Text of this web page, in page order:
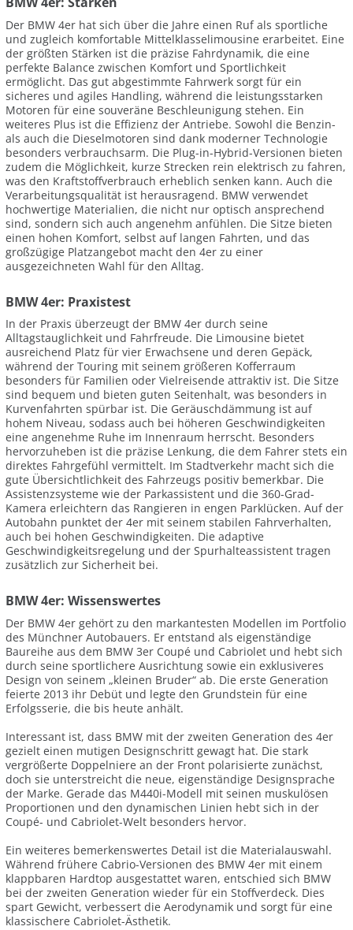
Der BMW 4er hat sich über die Jahre einen Ruf als sportliche
und zugleich komfortable Mittelklasselimousine erarbeitet. Eine
der größten Stärken ist die präzise Fahrdynamik, die eine
perfekte Balance zwischen Komfort und Sportlichkeit
ermöglicht. Das gut abgestimmte Fahrwerk sorgt für ein
sicheres und agiles Handling, während die leistungsstarken
Motoren für eine souveräne Beschleunigung stehen. Ein
weiteres Plus ist die Effizienz der Antriebe. Sowohl die Benzin-
als auch die Dieselmotoren sind dank moderner Technologie
besonders verbrauchsarm. Die Plug-in-Hybrid-Versionen bieten
zudem die Möglichkeit, kurze Strecken rein elektrisch zu fahren,
was den Kraftstoffverbrauch erheblich senken kann. Auch die
Verarbeitungsqualität ist herausragend. BMW verwendet
hochwertige Materialien, die nicht nur optisch ansprechend
sind, sondern sich auch angenehm anfühlen. Die Sitze bieten
einen hohen Komfort, selbst auf langen Fahrten, und das
großzügige Platzangebot macht den 4er zu einer
ausgezeichneten Wahl für den Alltag.
BMW 4er: Praxistest
In der Praxis überzeugt der BMW 4er durch seine
Alltagstauglichkeit und Fahrfreude. Die Limousine bietet
ausreichend Platz für vier Erwachsene und deren Gepäck,
während der Touring mit seinem größeren Kofferraum
besonders für Familien oder Vielreisende attraktiv ist. Die Sitze
sind bequem und bieten guten Seitenhalt, was besonders in
Kurvenfahrten spürbar ist. Die Geräuschdämmung ist auf
hohem Niveau, sodass auch bei höheren Geschwindigkeiten
eine angenehme Ruhe im Innenraum herrscht. Besonders
hervorzuheben ist die präzise Lenkung, die dem Fahrer stets ein
direktes Fahrgefühl vermittelt. Im Stadtverkehr macht sich die
gute Übersichtlichkeit des Fahrzeugs positiv bemerkbar. Die
Assistenzsysteme wie der Parkassistent und die 360-Grad-
Kamera erleichtern das Rangieren in engen Parklücken. Auf der
Autobahn punktet der 4er mit seinem stabilen Fahrverhalten,
auch bei hohen Geschwindigkeiten. Die adaptive
Geschwindigkeitsregelung und der Spurhalteassistent tragen
zusätzlich zur Sicherheit bei.
BMW 4er: Wissenswertes
Der BMW 4er gehört zu den markantesten Modellen im Portfolio
des Münchner Autobauers. Er entstand als eigenständige
Baureihe aus dem BMW 3er Coupé und Cabriolet und hebt sich
durch seine sportlichere Ausrichtung sowie ein exklusiveres
Design von seinem „kleinen Bruder“ ab. Die erste Generation
feierte 2013 ihr Debüt und legte den Grundstein für eine
Erfolgsserie, die bis heute anhält.
Interessant ist, dass BMW mit der zweiten Generation des 4er
gezielt einen mutigen Designschritt gewagt hat. Die stark
vergrößerte Doppelniere an der Front polarisierte zunächst,
doch sie unterstreicht die neue, eigenständige Designsprache
der Marke. Gerade das M440i-Modell mit seinen muskulösen
Proportionen und den dynamischen Linien hebt sich in der
Coupé- und Cabriolet-Welt besonders hervor.
Ein weiteres bemerkenswertes Detail ist die Materialauswahl.
Während frühere Cabrio-Versionen des BMW 4er mit einem
klappbaren Hardtop ausgestattet waren, entschied sich BMW
bei der zweiten Generation wieder für ein Stoffverdeck. Dies
spart Gewicht, verbessert die Aerodynamik und sorgt für eine
klassischere Cabriolet-Ästhetik.